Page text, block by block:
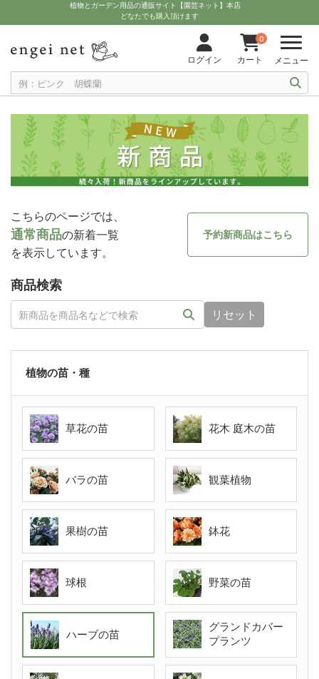
植物とガーデン用品の通販サイト【園芸ネット】本店
どなたでも購入頂けます
ログイン
0
カート メニュー
こちらのページでは、
通常商品の新着一覧
を表示しています。
予約新商品はこちら
商品検索
リセット
植物の苗・種
草花の苗 花木 庭木の苗
バラの苗 観葉植物
果樹の苗 鉢花
球根 野菜の苗
ハーブの苗
グランドカバー
プランツ